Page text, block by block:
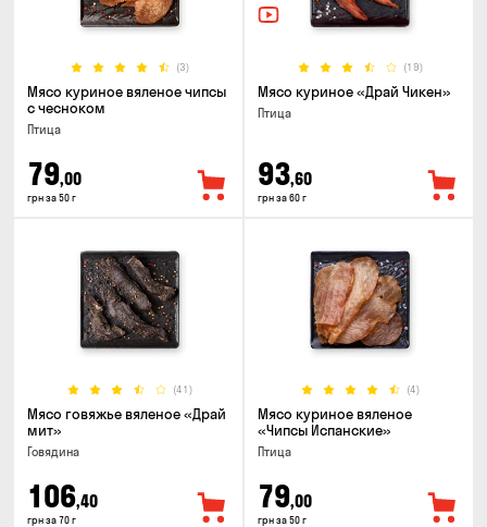
(3)
Мясо куриное вяленое чипсы
с чесноком
Птица
79,00
грн за 50 г
(19)
Мясо куриное «Драй Чикен»
Птица
93,60
грн за 60 г
(41)
Мясо говяжье вяленое «Драй
мит»
Говядина
106,40
грн за 70 г
(4)
Мясо куриное вяленое
«Чипсы Испанские»
Птица
79,00
грн за 50 г